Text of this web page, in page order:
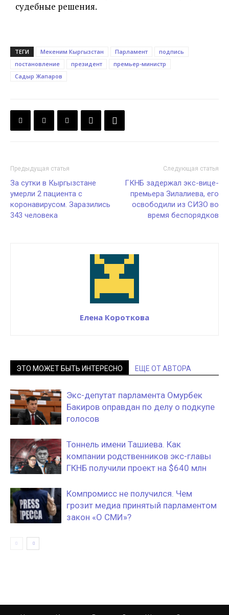
судебные решения.
ТЕГИ Мекеним Кыргызстан Парламент
подпись
постановление
президент
премьер-министр
Садыр Жапаров
Предыдущая статья
За сутки в Кыргызстане
умерли 2 пациента с
коронавирусом. Заразились
343 человека
Следующая статья
ГКНБ задержал экс-вице-
премьера Зилалиева, его
освободили из СИЗО во
время беспорядков
Елена Короткова
ЭТО МОЖЕТ БЫТЬ ИНТЕРЕСНО ЕЩЕ ОТ АВТОРА
Экс-депутат парламента Омурбек
Бакиров оправдан по делу о подкупе
голосов
Тоннель имени Ташиева. Как
компании родственников экс-главы
ГКНБ получили проект на $640 млн
Компромисс не получился. Чем
грозит медиа принятый парламентом
закон «О СМИ»?